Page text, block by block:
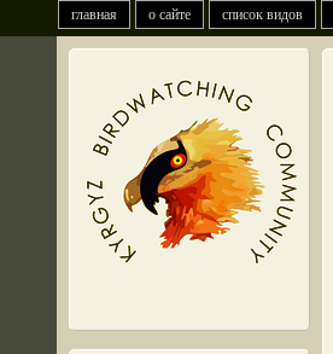
главная о сайте список видов